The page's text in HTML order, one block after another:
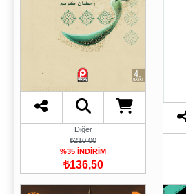
Diğer
₺210,00
%35 İNDİRİM
₺136,50